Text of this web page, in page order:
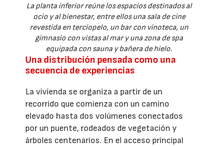
La planta inferior reúne los espacios destinados al
ocio y al bienestar, entre ellos una sala de cine
revestida en terciopelo, un bar con vinoteca, un
gimnasio con vistas al mar y una zona de spa
equipada con sauna y bañera de hielo.
Una distribución pensada como una
secuencia de experiencias
La vivienda se organiza a partir de un
recorrido que comienza con un camino
elevado hasta dos volúmenes conectados
por un puente, rodeados de vegetación y
árboles centenarios. En el acceso principal